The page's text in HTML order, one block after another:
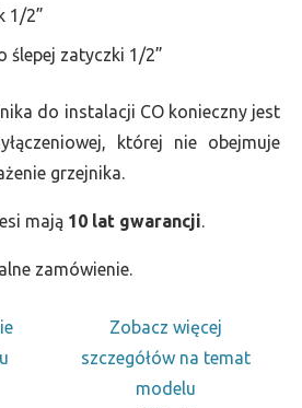
1/2”
ślepej zatyczki 1/2”
do instalacji CO konieczny jest
której nie obejmuje
grzejnika.
mają 10 lat gwarancji.
zamówienie.
Zobacz więcej
szczegółów na temat
modelu